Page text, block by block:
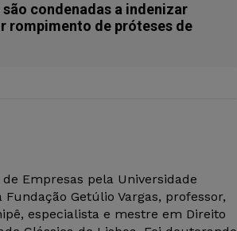
são condenadas a indenizar
rompimento de próteses de
Empresas pela Universidade
Getúlio Vargas, professor,
especialista e mestre em Direito